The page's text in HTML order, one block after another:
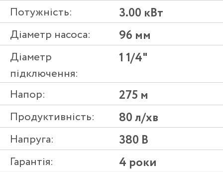
Потужність: 3.00 кВт
Діаметр насоса: 96 мм
Діаметр
підключення:
1 1/4"
Напор: 275 м
Продуктивність: 80 л/хв
Напруга: 380 В
Гарантія: 4 роки